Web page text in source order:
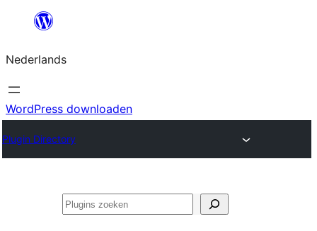
de
inhoud
Nederlands
WordPress downloaden
Plugin Directory
Zoeken